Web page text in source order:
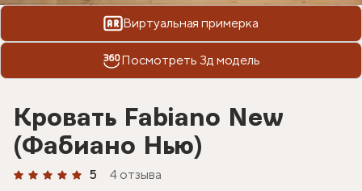
Виртуальная примерка
Посмотреть 3д модель
Кровать Fabiano New
(Фабиано Нью)
5 4 отзыва